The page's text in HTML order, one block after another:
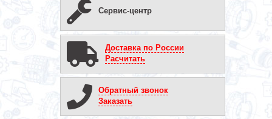
Сервис-центр
Доставка по России
Расчитать
Обратный звонок
Заказать